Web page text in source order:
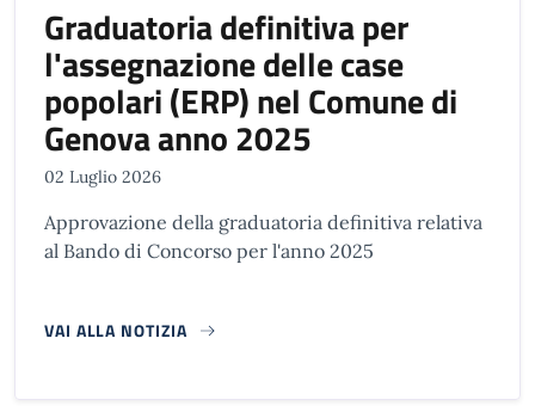
Graduatoria definitiva per
l'assegnazione delle case
popolari (ERP) nel Comune di
Genova anno 2025
02 Luglio 2026
Approvazione della graduatoria definitiva relativa
al Bando di Concorso per l'anno 2025
VAI ALLA NOTIZIA